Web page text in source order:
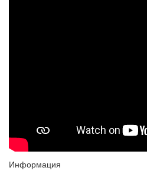
Информация